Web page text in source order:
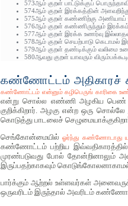
573ஆம் குறள் பாட்டுக்குப்
574ஆம் குறள் இரக்கத்தின்
575ஆம் குறள் கண்ணிற்கு
576ஆம் குறள் கண்ணிருந்தும்
577ஆம் குறள் இரக்க உணர்வு
578ஆம் குறள் செயற்பாடு கெடாமல்
579ஆம் குறள் தண்டிக்கும் வலிமை
580ஆவது குறள் யாவரும்
கண்ணோட்டம் அதிகாரச்
கண்ணோட்டம் என்னும் கழிபெருங் காரிகை
என்று சொல்ல எண்ணி அழகிய பெண்
குறிக்கிறார். அழகு என்ற ஒரு
கொடுத்து பாடலைச்
செங்கோன்மையில்ஓர்ந்து கண்ணோடாது
கண்ணோட்டம் பற்றிய
முரண்படுவது போல் தோன்றினாலும்
இருப்பதற்காகவும் கொடுங்கோலனாகாமல்
பார்க்கும் ஆற்றல் உள்ளவர்கள்
ஒருவரிடம் இருந்தால் அவரிடம்